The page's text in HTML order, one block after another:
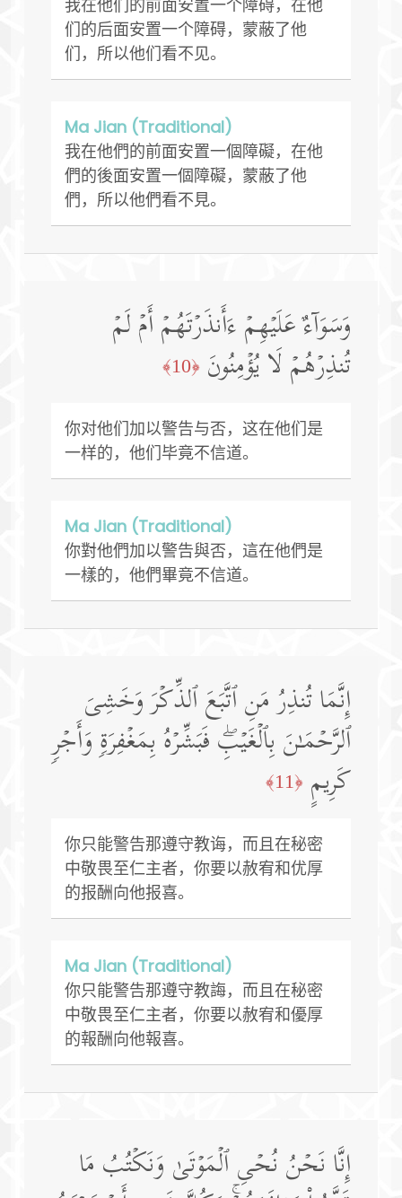
我在他们的前面安置一个障碍，在他
们的后面安置一个障碍，蒙蔽了他
们，所以他们看不见。
Ma Jian (Traditional)
我在他們的前面安置一個障礙，在他
們的後面安置一個障礙，蒙蔽了他
們，所以他們看不見。
وَسَوَاۤءٌ عَلَیۡهِمۡ ءَأَنذَرۡتَهُمۡ أَمۡ لَمۡ
تُنذِرۡهُمۡ لَا یُؤۡمِنُونَ ﴿10﴾
你对他们加以警告与否，这在他们是
一样的，他们毕竟不信道。
Ma Jian (Traditional)
你對他們加以警告與否，這在他們是
一樣的，他們畢竟不信道。
إِنَّمَا تُنذِرُ مَنِ ٱتَّبَعَ ٱلذِّكۡرَ وَخَشِیَ
ٱلرَّحۡمَـٰنَ بِٱلۡغَیۡبِۖ فَبَشِّرۡهُ بِمَغۡفِرَةࣲ وَأَجۡرࣲ
كَرِیمٍ ﴿11﴾
你只能警告那遵守教诲，而且在秘密
中敬畏至仁主者，你要以赦宥和优厚
的报酬向他报喜。
Ma Jian (Traditional)
你只能警告那遵守教誨，而且在秘密
中敬畏至仁主者，你要以赦宥和優厚
的報酬向他報喜。
إِنَّا نَحۡنُ نُحۡیِ ٱلۡمَوۡتَىٰ وَنَكۡتُبُ مَا